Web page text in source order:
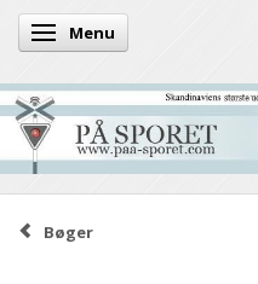
Skifte navigation
Menu
Bøger